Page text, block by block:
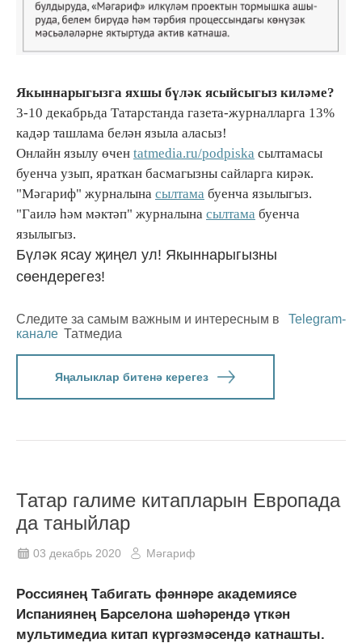
Якыннарыгызга яхшы бүләк ясыйсыгыз киләме?
3-10 декабрьда Татарстанда газета-журналларга 13%
кадәр ташлама белән языла аласыз!
Онлайн язылу өчен tatmedia.ru/podpiska сылтамасы
буенча узып, яраткан басмагызны сайларга кирәк.
"Мәгариф" журналына сылтама буенча язылыгыз.
"Гаилә һәм мәктәп" журналына сылтама буенча
язылыгыз.
Бүләк ясау җиңел ул! Якыннарыгызны
сөендерегез!
Следите за самым важным и интересным в
Telegram-
канале Татмедиа
Яңалыклар битенә керегез
Татар галиме китапларын Европада
да таныйлар
03 декабрь 2020 Мәгариф
Россиянең Табигать фәннәре академиясе
Испаниянең Барселона шәһәрендә үткән
мультимедиа китап күргәзмәсендә катнашты.